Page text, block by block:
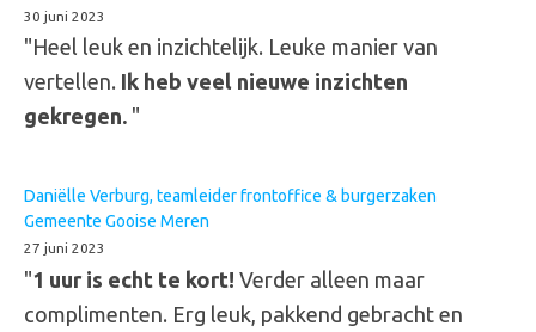
30 juni 2023
"Heel leuk en inzichtelijk. Leuke manier van
vertellen. Ik heb veel nieuwe inzichten
gekregen. "
Daniëlle Verburg, teamleider frontoffice & burgerzaken
Gemeente Gooise Meren
27 juni 2023
"1 uur is echt te kort! Verder alleen maar
complimenten. Erg leuk, pakkend gebracht en